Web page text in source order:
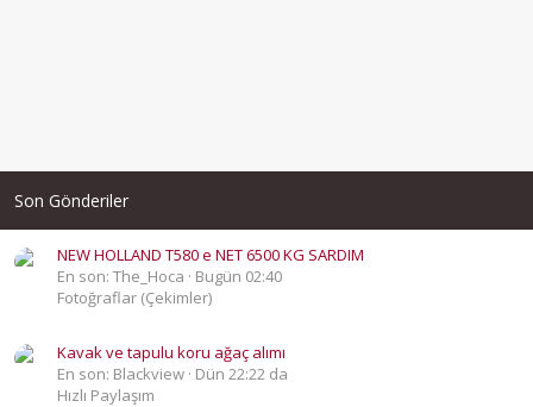
Son Gönderiler
NEW HOLLAND T580 e NET 6500 KG SARDIM
En son: The_Hoca
Bugün 02:40
Fotoğraflar (Çekimler)
Kavak ve tapulu koru ağaç alımı
En son: Blackview Dün 22:22 da
Hızlı Paylaşım